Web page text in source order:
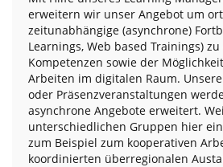
erweitern wir unser Angebot um
zeitunabhängige (asynchrone)
Learnings, Web based Trainings)
Kompetenzen sowie der
Arbeiten im digitalen Raum.
oder Präsenzveranstaltungen
asynchrone Angebote erweitert.
unterschiedlichen Gruppen hier
zum Beispiel zum kooperativen
koordinierten überregionalen